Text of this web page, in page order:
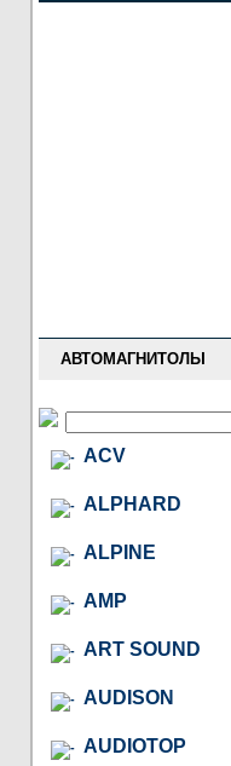
АВТОМАГНИТОЛЫ
ACV
ALPHARD
ALPINE
AMP
ART SOUND
AUDISON
AUDIOTOP